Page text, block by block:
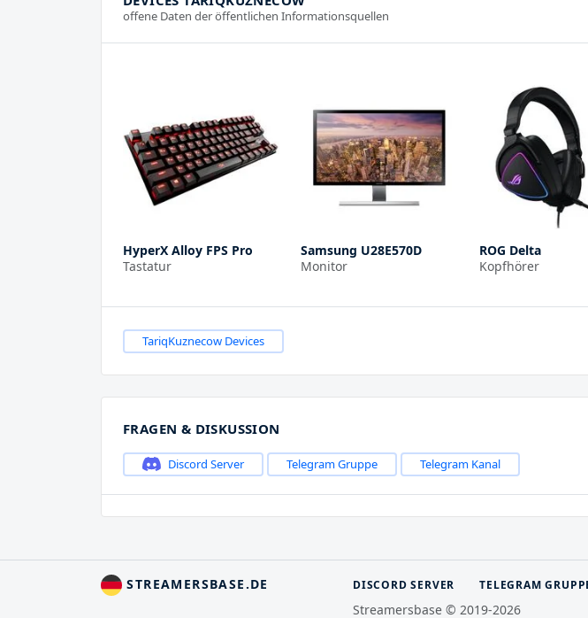
offene Daten der öffentlichen Informationsquellen
HyperX Alloy FPS Pro
Tastatur
Samsung U28E570D
Monitor
ROG Delta
Kopfhörer
TariqKuznecow Devices
FRAGEN & DISKUSSION
Discord Server Telegram Gruppe Telegram Kanal
STREAMERSBASE.DE DISCORD SERVER TELEGRAM
Streamersbase © 2019-2026